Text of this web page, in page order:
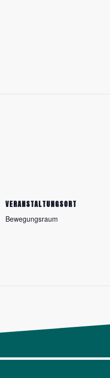
VERANSTALTUNGSORT
Bewegungsraum